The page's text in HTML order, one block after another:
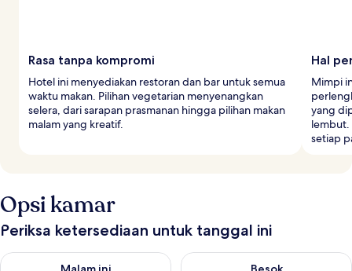
Rasa tanpa kompromi
Hotel ini menyediakan restoran dan bar untuk semua
waktu makan. Pilihan vegetarian menyenangkan
selera, dari sarapan prasmanan hingga pilihan makan
malam yang kreatif.
Hal
Mimpi
yang
lembut.
setiap
Opsi kamar
Periksa ketersediaan untuk tanggal ini
Periksa ketersediaan untuk malam ini Agu 8 - Agu 9
Periksa ketersediaan untuk